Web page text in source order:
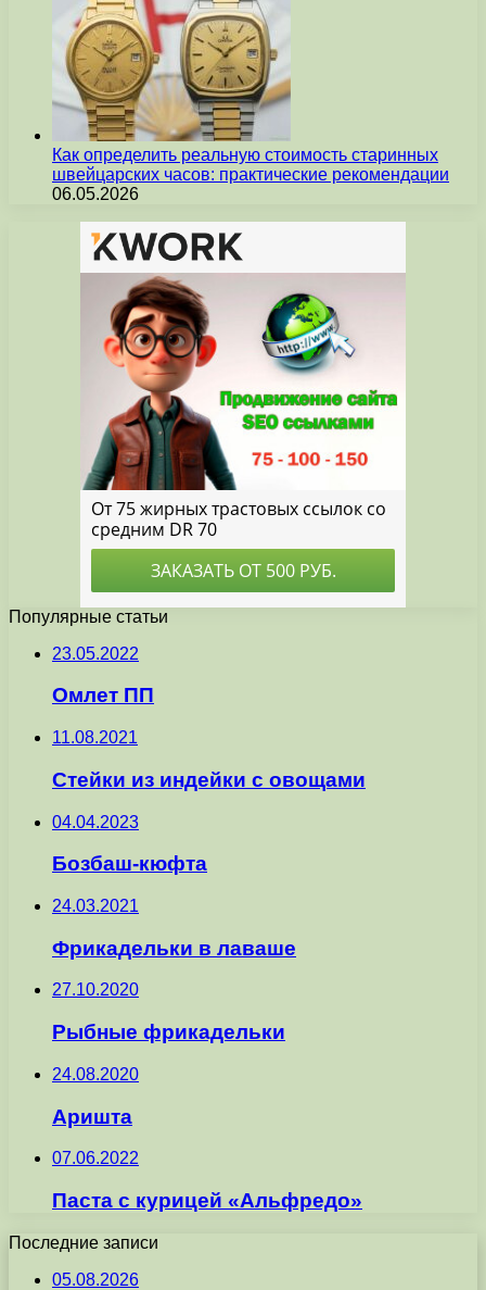
Как определить реальную стоимость старинных
швейцарских часов: практические рекомендации
06.05.2026
Популярные статьи
23.05.2022
Омлет ПП
11.08.2021
Стейки из индейки с овощами
04.04.2023
Бозбаш-кюфта
24.03.2021
Фрикадельки в лаваше
27.10.2020
Рыбные фрикадельки
24.08.2020
Аришта
07.06.2022
Паста с курицей «Альфредо»
Последние записи
05.08.2026